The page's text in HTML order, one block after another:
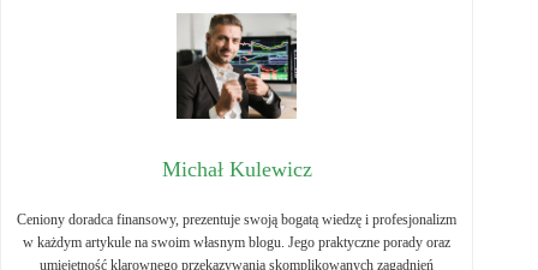
Michał Kulewicz
Ceniony doradca finansowy, prezentuje swoją bogatą wiedzę i profesjonalizm
w każdym artykule na swoim własnym blogu. Jego praktyczne porady oraz
umiejętność klarownego przekazywania skomplikowanych zagadnień